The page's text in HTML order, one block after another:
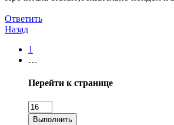
Ответить
Назад
1
…
Перейти к странице
Выполнить